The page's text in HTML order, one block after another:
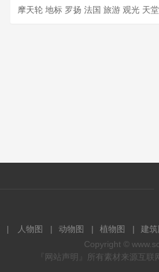
人物图 动物图 植物图 建筑
Copyright ©
『网站声明』所有素材来源互